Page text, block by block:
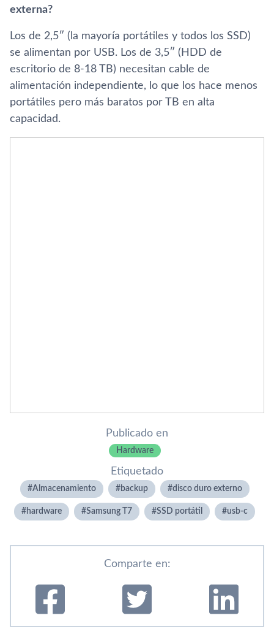
externa?
Los de 2,5″ (la mayoría portátiles y todos los SSD)
se alimentan por USB. Los de 3,5″ (HDD de
escritorio de 8-18 TB) necesitan cable de
alimentación independiente, lo que los hace menos
portátiles pero más baratos por TB en alta
capacidad.
Publicado en
Hardware
Etiquetado
Almacenamiento backup disco duro externo
hardware Samsung T7 SSD portátil usb-c
Comparte en: